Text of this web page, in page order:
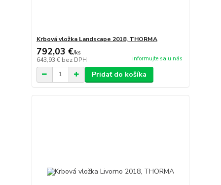
Krbová vložka Landscape 2018, THORMA
792,03 €/ks
643,93 € bez DPH informujte sa u nás
Pridať do košíka